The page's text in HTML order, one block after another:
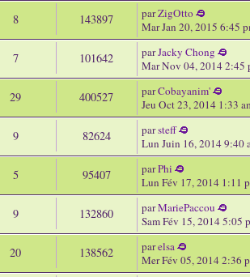
8 143897 parZigOtto
Mar Jan 20, 2015 6:45
7 101642 parJacky Chong
Mar Nov 04, 2014 2:45
29 400527 parCobayanim'
Jeu Oct 23, 2014 1:33
9 82624 parsteff
Lun Juin 16, 2014 9:40
5 95407 parPhi
Lun Fév 17, 2014 1:11
9 132860 parMariePaccou
Sam Fév 15, 2014 5:05
20 138562 parelsa
Mer Fév 05, 2014 2:36